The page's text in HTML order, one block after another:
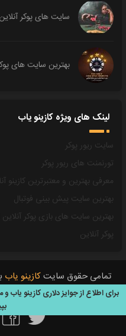
سایت های پوکر
بهترین سایت های
لینک های ویژه کازینو یاب
سایت ریور پوکر
تورنمنت های ریور پوکر
معرفی بهترین و معتبرترین کازینو
بهترین سایت پیش بینی فوتبال
بهترین سایت های بازی پوکر آنلاین
پوکر آنلاین
تمامی حقوق سایتکازینو یاب
© 2020
برای اطلاع از جوایز دلاری کازینو یاب